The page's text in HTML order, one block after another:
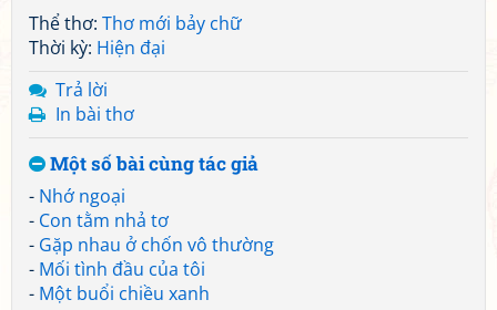
Thể thơ: Thơ mới bảy chữ
Thời kỳ: Hiện đại
Trả lời
In bài thơ
Một số bài cùng tác giả
- Nhớ ngoại
- Con tằm nhả tơ
- Gặp nhau ở chốn vô thường
- Mối tình đầu của tôi
- Một buổi chiều xanh